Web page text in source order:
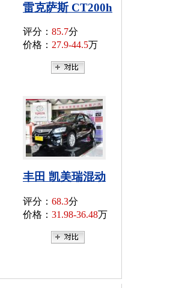
雷克萨斯 CT200h
评分： 85.7分
价格： 27.9-44.5万
丰田 凯美瑞混动
评分： 68.3分
价格： 31.98-36.48万